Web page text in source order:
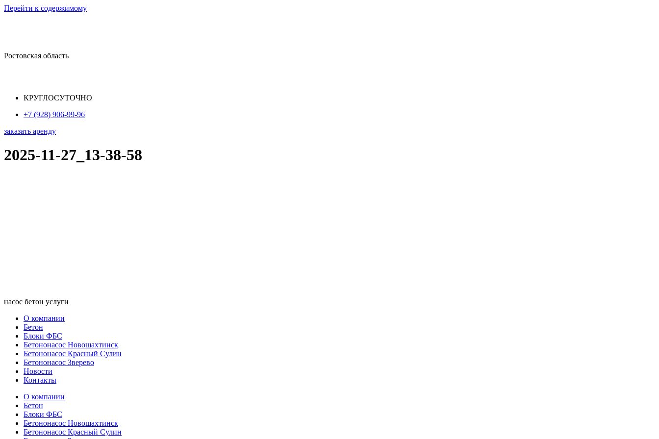
Перейти к содержимому
Ростовская область
КРУГЛОСУТОЧНО
+7 (928) 906-99-96
заказать аренду
2025-11-27_13-38-58
насос бетон услуги
О компании
Бетон
Блоки ФБС
Бетононасос Новошахтинск
Бетононасос Красный Сулин
Бетононасос Зверево
Новости
Контакты
О компании
Бетон
Блоки ФБС
Бетононасос Новошахтинск
Бетононасос Красный Сулин